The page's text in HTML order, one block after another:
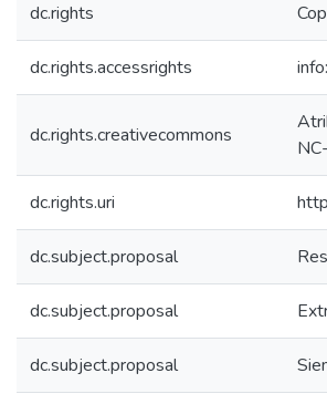
dc.rights
dc.rights.accessrights
dc.rights.creativecommons
dc.rights.uri
dc.subject.proposal
dc.subject.proposal
dc.subject.proposal